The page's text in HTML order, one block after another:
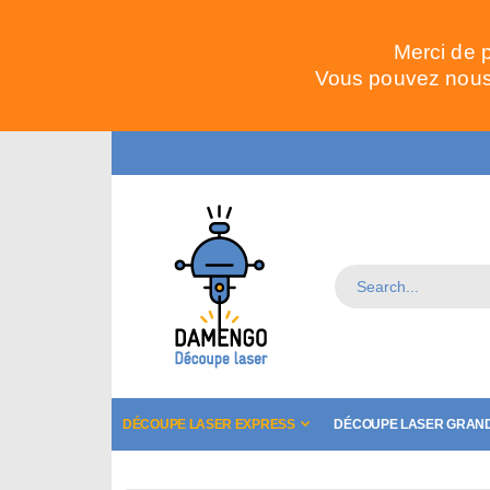
Merci de
Vous pouvez
DÉCOUPE LASER EXPRESS DÉCOUPE LASER